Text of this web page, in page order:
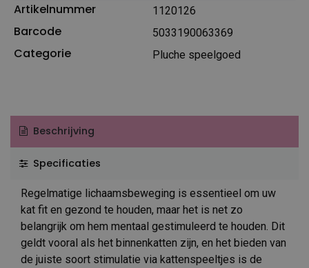
Artikelnummer 1120126
Barcode 5033190063369
Categorie Pluche speelgoed
Beschrijving
Specificaties
Regelmatige lichaamsbeweging is essentieel om uw
kat fit en gezond te houden, maar het is net zo
belangrijk om hem mentaal gestimuleerd te houden. Dit
geldt vooral als het binnenkatten zijn, en het bieden van
de juiste soort stimulatie via kattenspeeltjes is de